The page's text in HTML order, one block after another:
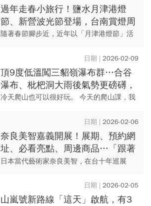
二（2/10）透...
過年走春小旅行！鹽水月津港燈
節、新營波光節登場，台南賞燈周
邊景點、人氣美食一次看
隨著春節腳步近，近年以「月津港燈節」活
存未來鹽水的想像－雲端光景 Cloudscape」
為主題，選定即...
2026-02-09
頂9度低溫闖三貂嶺瀑布群…合谷
瀑布、枇杷洞大雨後氣勢更磅礡，
謝金河：冷天爬山也可以很好玩
冷天爬山也可以很好玩。 今天的爬山課，我
山？結果包括我在內只有4個人。一大早氣溫
驟降，大家討論要去...
2026-02-06
奈良美智嘉義開展！展期、預約網
址、必看亮點、周邊商品…「跟著
朦朧潮濕的一天去旅行」線上預約
日本當代藝術家奈良美智，在台十年巡展
之後，第五站來到嘉義新港：「跟著朦朧潮
濕的一天回嘉」，展期為202...
2026-02-05
山嵐號新路線「這天」啟航，有3